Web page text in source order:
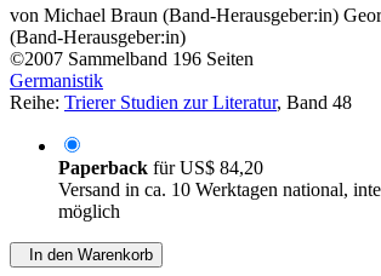
von Michael Braun (Band-Herausgeber:in)
(Band-Herausgeber:in)
©2007 Sammelband 196 Seiten
Germanistik
Reihe: Trierer Studien zur Literatur, Band 48
Paperback fürUS$ 84,20
Versand in ca. 10 Werktagen national,
möglich
In den Warenkorb